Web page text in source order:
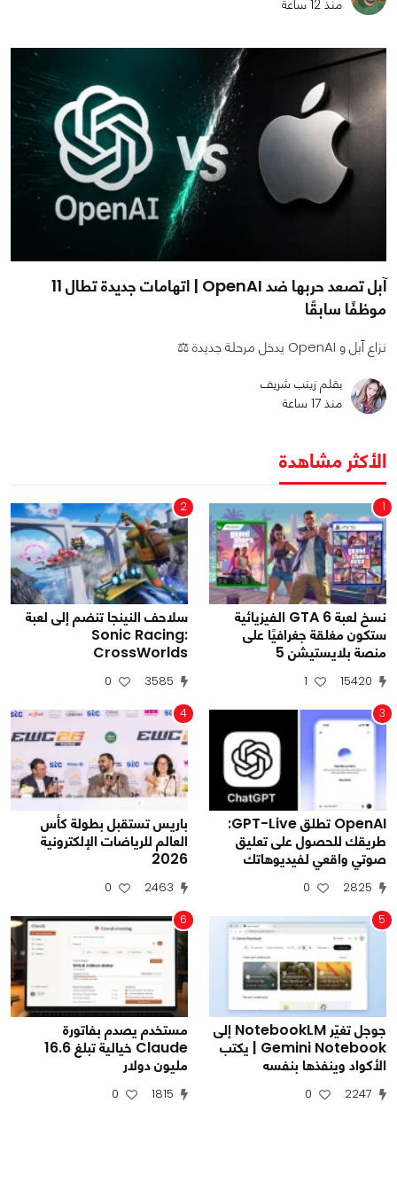
منذ 12 ساعة
آبل تصعد حربها ضد OpenAI | اتهامات جديدة تطال 11
موظفًا سابقًا
نزاع آبل و OpenAI يدخل مرحلة جديدة ⚖️
بقلم زينب شريف
منذ 17 ساعة
الأكثر مشاهدة
1
نسخ لعبة GTA 6 الفيزيائية
ستكون مغلقة جغرافيًا على
منصة بلايستيشن 5
15420
1
2
سلاحف النينجا تنضم إلى لعبة
Sonic Racing:
CrossWorlds
3585
0
3
OpenAI تطلق GPT-Live:
طريقك للحصول على تعليق
صوتي واقعي لفيديوهاتك
2825
0
4
باريس تستقبل بطولة كأس
العالم للرياضات الإلكترونية
2026
2463
0
5
جوجل تغيّر NotebookLM إلى
Gemini Notebook | يكتب
الأكواد وينفذها بنفسه
2247
0
6
مستخدم يصدم بفاتورة
Claude خيالية تبلغ 16.6
مليون دولار
1815
0